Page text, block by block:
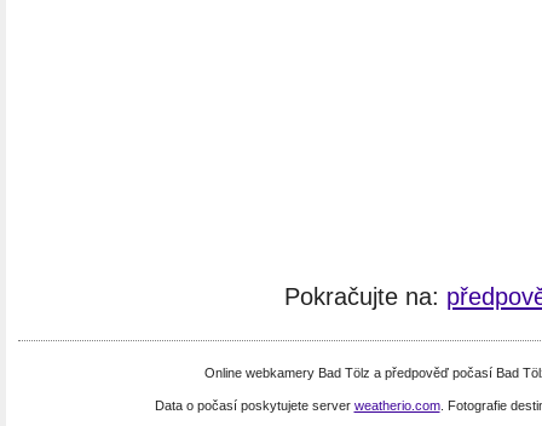
Pokračujte na:
Online webkamery Bad Tölz a předpověď počasí Bad
Data o počasí poskytujete server weatherio.com. Fotografie